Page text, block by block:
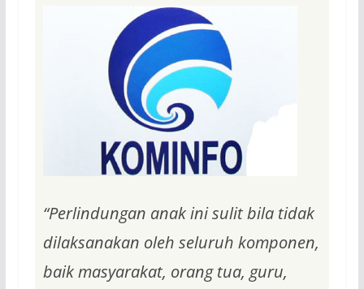
“Perlindungan anak ini sulit bila tidak
dilaksanakan oleh seluruh komponen,
baik masyarakat, orang tua, guru,